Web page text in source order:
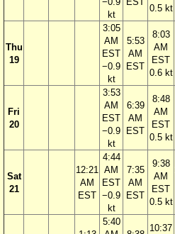
kt
0.5 kt
Thu
19
3:05
AM
EST
−0.9
kt
5:53
AM
EST
8:03
AM
EST
0.6 kt
Fri
20
3:53
AM
EST
−0.9
kt
6:39
AM
EST
8:48
AM
EST
0.5 kt
Sat
21
12:21
AM
EST
4:44
AM
EST
−0.9
kt
7:35
AM
EST
9:38
AM
EST
0.5 kt
5:40
10:37